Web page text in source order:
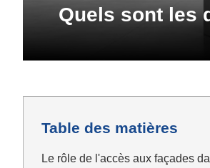
Quels sont les
Table des matières
Le rôle de l'accès aux façades